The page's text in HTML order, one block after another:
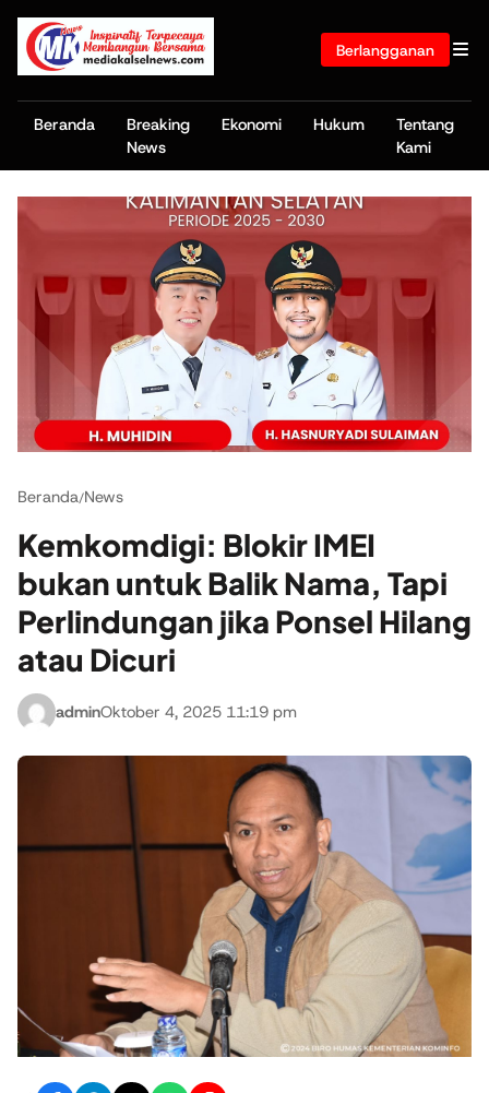
Berlangganan
Beranda
Breaking
News
Ekonomi Hukum
Tentang
Kami
Beranda/News
Kemkomdigi: Blokir IMEI
bukan untuk Balik Nama, Tapi
Perlindungan jika Ponsel Hilang
atau Dicuri
adminOktober 4, 2025 11:19 pm